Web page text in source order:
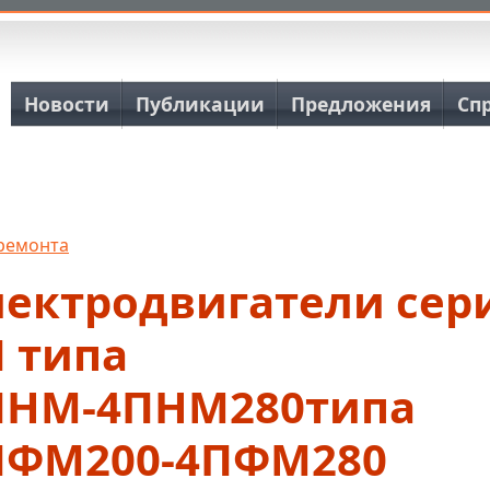
Основная навигация
Новости Публикации Предложения
типа
4ПНМ280типа
4ПФМ280